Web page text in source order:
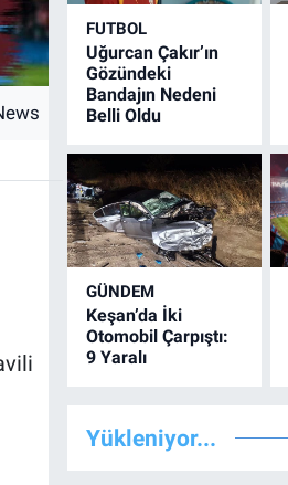
FUTBOL
Uğurcan Çakır’ın
Gözündeki
Bandajın Nedeni
Belli Oldu
GÜNDEM
Keşan’da İki
Otomobil Çarpıştı:
9 Yaralı
Yükleniyor...